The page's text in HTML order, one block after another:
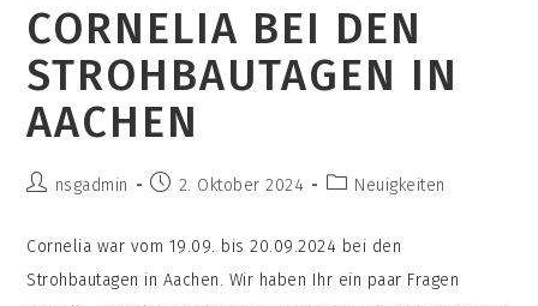
CORNELIA BEI DEN
STROHBAUTAGEN IN
AACHEN
Beitrags-
nsgadmin
Beitrag2. Oktober 2024
Beitrags-
Neuigkeiten
Cornelia war vom 19.09. bis 20.09.2024 bei den
Strohbautagen in Aachen. Wir haben Ihr ein paar Fragen